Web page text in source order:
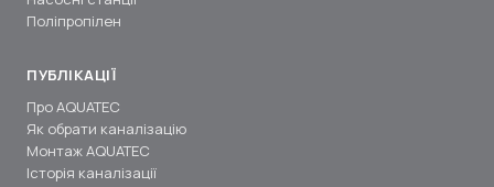
Поліпропілен
ПУБЛІКАЦІЇ
Про AQUATEC
Як обрати каналізацію
Монтаж AQUATEC
Історія каналізації